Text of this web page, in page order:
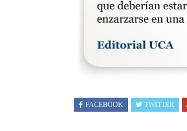
FACEBOOK TWITTER